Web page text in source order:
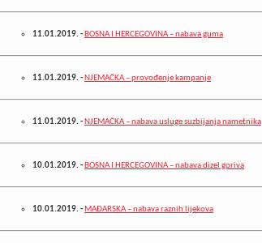
11.01.2019.- BOSNA I HERCEGOVINA – nabava guma
11.01.2019.- NJEMAČKA – provođenje kampanje
11.01.2019.- NJEMAČKA – nabava usluge suzbijanja nametnika
10.01.2019.- BOSNA I HERCEGOVINA – nabava dizel goriva
10.01.2019.- MAĐARSKA – nabava raznih lijekova